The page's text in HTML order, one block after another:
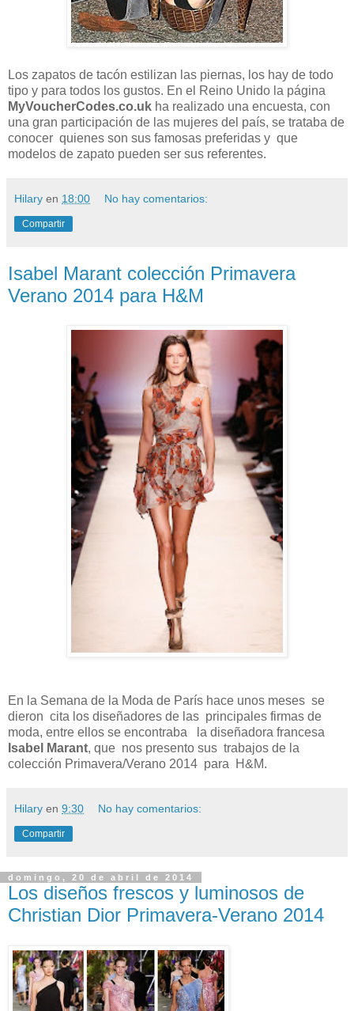
Los zapatos de tacón estilizan las piernas, los hay de todo
tipo y para todos los gustos. En el Reino Unido la página
MyVoucherCodes.co.uk ha realizado una encuesta, con
una gran participación de las mujeres del país, se trataba de
conocer quienes son sus famosas preferidas y que
modelos de zapato pueden ser sus referentes.
Hilary en 18:00 No hay comentarios:
Compartir
Isabel Marant colección Primavera
Verano 2014 para H&M
En la Semana de la Moda de París hace unos meses se
dieron cita los diseñadores de las principales firmas de
moda, entre ellos se encontraba la diseñadora francesa
Isabel Marant, que nos presento sus trabajos de la
colección Primavera/Verano 2014 para H&M.
Hilary en 9:30 No hay comentarios:
Compartir
domingo, 20 de abril de 2014
Los diseños frescos y luminosos de
Christian Dior Primavera-Verano 2014